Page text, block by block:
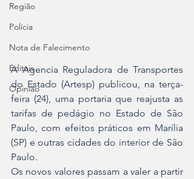
Região
Polícia
Nota de Falecimento
Editais
Opinião
A Agencia Reguladora de Transportes
do Estado (Artesp) publicou, na terça-
feira (24), uma portaria que reajusta as
tarifas de pedágio no Estado de São
Paulo, com efeitos práticos em Marília
(SP) e outras cidades do interior de São
Paulo.
Os novos valores passam a valer a partir